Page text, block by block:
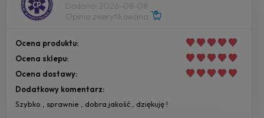
Dodano: 2026-08-08
Opinia zweryfikowana
Ocena produktu:
Ocena sklepu:
Ocena dostawy:
Dodatkowy komentarz:
Szybko , sprawnie , dobra jakość , dziękuję !